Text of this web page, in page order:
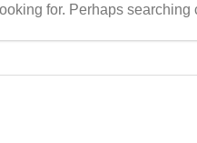
for. Perhaps searching